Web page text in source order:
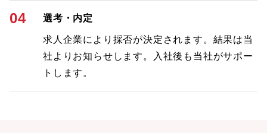
04 選考・内定
求人企業により採否が決定されます。結果は当
社よりお知らせします。入社後も当社がサポー
トします。